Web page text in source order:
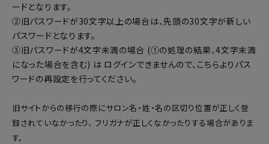
ードとなります。
②旧パスワードが30文字以上の場合は、先頭の30文字が新しい
パスワードとなります。
③旧パスワードが4文字未満の場合 (①の処理の結果、4文字未満
になった場合を含む) は ログインできませんので、 こちらよりパス
ワードの再設定を行ってください。
旧サイトからの移行の際にサロン名・姓・名の区切り位置が正しく登
録されていなかったり、 フリガナが正しくなかったりする場合がありま
す。